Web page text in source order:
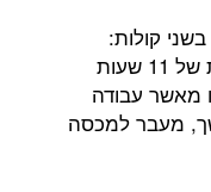
קולות:
מחד ביקש כי העבודה תבוצע במסגרת של 11 שעות
מאשר עבודה
מעבר למכסה